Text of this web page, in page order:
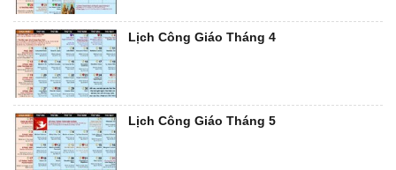
Lịch Công Giáo Tháng 4
Lịch Công Giáo Tháng 5